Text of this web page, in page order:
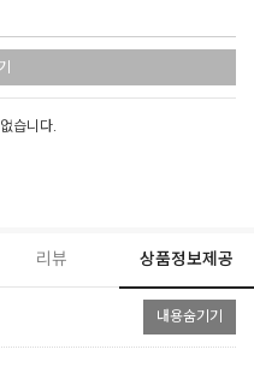
습니다.
리뷰 상품정보제공
내용숨기기